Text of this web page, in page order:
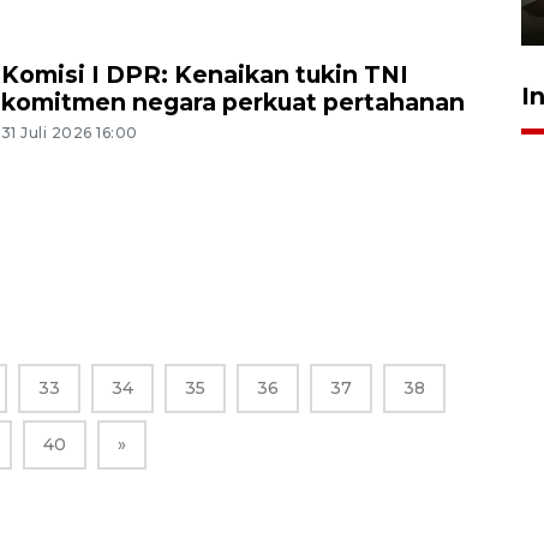
Komisi I DPR: Kenaikan tukin TNI
komitmen negara perkuat pertahanan
31 Juli 2026 16:00
33 34 35 36 37 38
40 »